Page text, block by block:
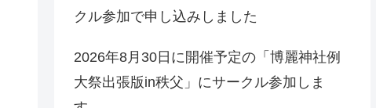
クル参加で申し込みしました
2026年8月30日に開催予定の「博麗神社例
大祭出張版in秩父」にサークル参加しま